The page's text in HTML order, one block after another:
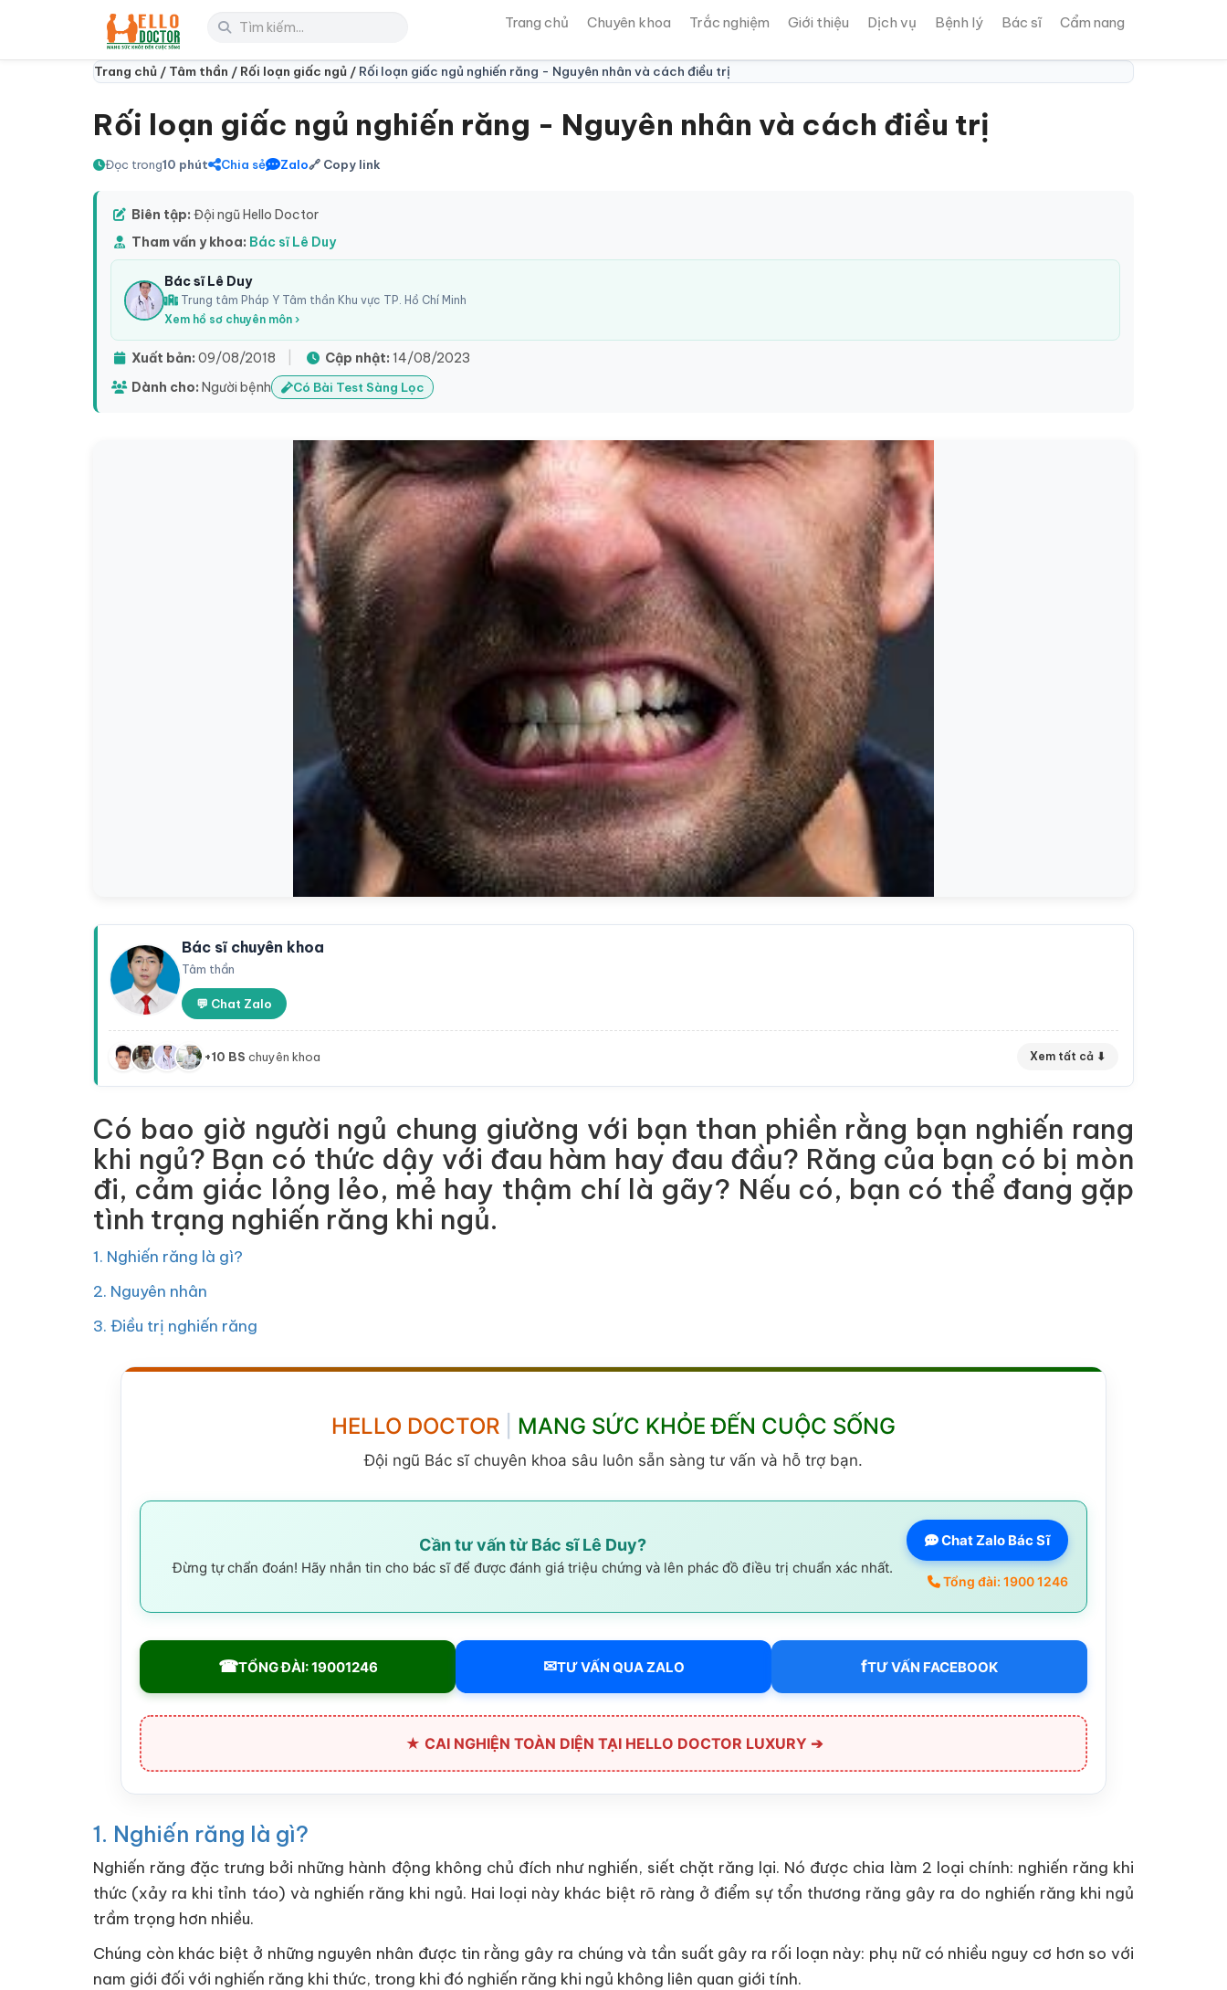
Trang chủ Chuyên khoa Trắc nghiệm Giới thiệu Dịch vụ Bệnh lý Bác sĩ Cẩm nang
Trang chủ / Tâm thần / Rối loạn giấc ngủ / Rối loạn giấc ngủ nghiến răng - Nguyên nhân và cách điều trị
Rối loạn giấc ngủ nghiến răng - Nguyên nhân và cách điều trị
Đọc trong10 phút Chia sẻ Zalo🔗 Copy link
Biên tập: Đội ngũ Hello Doctor
Tham vấn y khoa: Bác sĩ Lê Duy
Bác sĩ Lê Duy
Trung tâm Pháp Y Tâm thần Khu vực TP. Hồ Chí Minh
Xem hồ sơ chuyên môn ›
Xuất bản: 09/08/2018 Cập nhật: 14/08/2023
Dành cho: Người bệnh Có Bài Test Sàng Lọc
Bác sĩ chuyên khoa
Tâm thần
💬 Chat Zalo
+10 BS chuyên khoa Xem tất cả ⬇
Có bao giờ người ngủ chung giường với bạn than phiền rằng bạn nghiến rang
khi ngủ? Bạn có thức dậy với đau hàm hay đau đầu? Răng của bạn có bị mòn
đi, cảm giác lỏng lẻo, mẻ hay thậm chí là gãy? Nếu có, bạn có thể đang gặp
tình trạng nghiến răng khi ngủ.
1. Nghiến răng là gì?
2. Nguyên nhân
3. Điều trị nghiến răng
HELLO DOCTOR MANG SỨC KHỎE ĐẾN CUỘC SỐNG
Đội ngũ Bác sĩ chuyên khoa sâu luôn sẵn sàng tư vấn và hỗ trợ bạn.
Cần tư vấn từ Bác sĩ Lê Duy?
Đừng tự chẩn đoán! Hãy nhắn tin cho bác sĩ để được đánh giá triệu chứng và lên phác đồ điều trị chuẩn xác nhất.
Chat Zalo Bác Sĩ
Tổng đài: 1900 1246
☎TỔNG ĐÀI: 19001246 ✉TƯ VẤN QUA ZALO fTƯ VẤN FACEBOOK
★ CAI NGHIỆN TOÀN DIỆN TẠI HELLO DOCTOR LUXURY ➔
1. Nghiến răng là gì?
Nghiến răng đặc trưng bởi những hành động không chủ đích như nghiến, siết chặt răng lại. Nó được chia làm 2 loại chính: nghiến răng khi
thức (xảy ra khi tỉnh táo) và nghiến răng khi ngủ. Hai loại này khác biệt rõ ràng ở điểm sự tổn thương răng gây ra do nghiến răng khi ngủ
trầm trọng hơn nhiều.
Chúng còn khác biệt ở những nguyên nhân được tin rằng gây ra chúng và tần suất gây ra rối loạn này: phụ nữ có nhiều nguy cơ hơn so với
nam giới đối với nghiến răng khi thức, trong khi đó nghiến răng khi ngủ không liên quan giới tính.